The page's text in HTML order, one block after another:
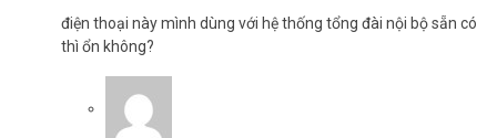
điện thoại này mình dùng với hệ thống tổng đài nội bộ sẵn có
thì ổn không?